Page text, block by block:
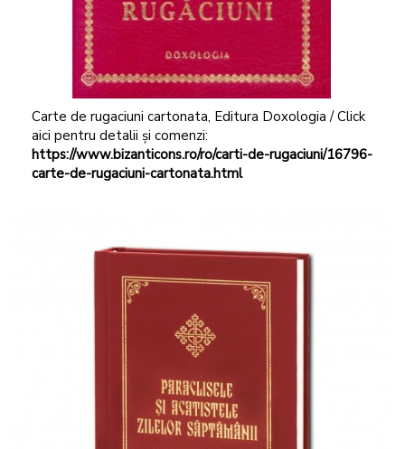
Carte de rugaciuni cartonata, Editura Doxologia / Click
aici pentru detalii și comenzi:
https://www.bizanticons.ro/ro/carti-de-rugaciuni/16796-
carte-de-rugaciuni-cartonata.html